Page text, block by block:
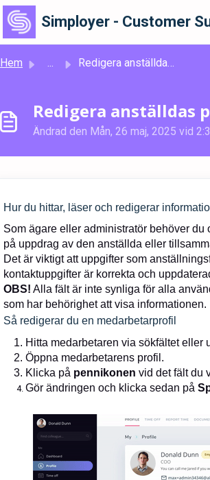
Hoppa över till huvudinnehåll
Simployer - Customer
Hem ... Redigera anställdas profiler
Redigera anställdas
Ändrad den Mån, 26 maj, 2025 vid
Hur du hittar, läser och redigerar
Som ägare eller administratör behöver
på uppdrag av den anställda eller
Det är viktigt att uppgifter som
kontaktuppgifter är korrekta och
OBS! Alla fält är inte synliga för alla
som har behörighet att visa informationen.
Så redigerar du en medarbetarprofil
Hitta medarbetaren via sökfältet eller
Öppna medarbetarens profil.
Klicka på pennikonen vid det fält du
Gör ändringen och klicka sedan på